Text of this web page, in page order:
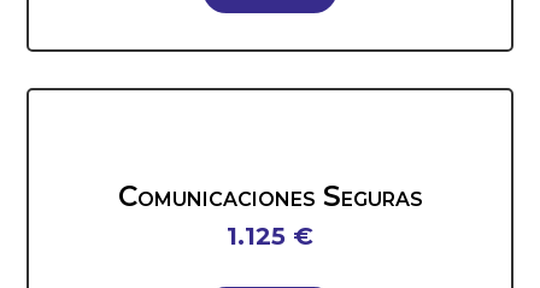
Comunicaciones Seguras
1.125 €